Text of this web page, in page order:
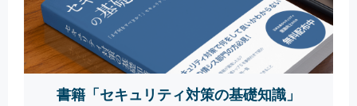
書籍「セキュリティ対策の基礎知識」